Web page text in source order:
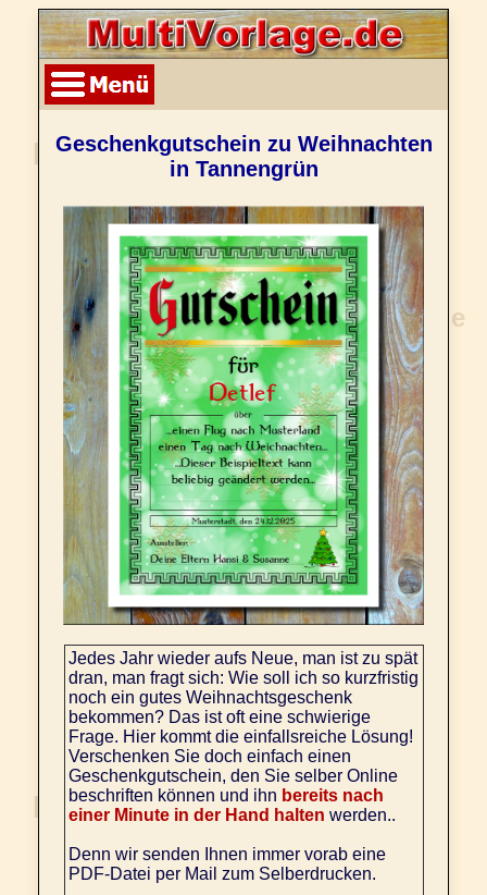
Geschenkgutschein zu Weihnachten
in Tannengrün
Jedes Jahr wieder aufs Neue, man ist zu spät
dran, man fragt sich: Wie soll ich so kurzfristig
noch ein gutes Weihnachtsgeschenk
bekommen? Das ist oft eine schwierige
Frage. Hier kommt die einfallsreiche Lösung!
Verschenken Sie doch einfach einen
Geschenkgutschein, den Sie selber Online
beschriften können und ihn bereits nach
einer Minute in der Hand halten werden..
Denn wir senden Ihnen immer vorab eine
PDF-Datei per Mail zum Selberdrucken.